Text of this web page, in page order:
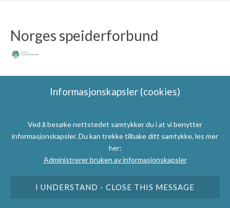
Norges speiderforbund
Følg Charlottenlund
Informasjonskapsler (cookies)
Ved å besøke nettstedet samtykker du i at vi benytter
informasjonskapsler. Du kan trekke tilbake ditt samtykke, les mer
her:
Administrerer bruken av informasjonskapsler
I UNDERSTAND - CLOSE THIS MESSAGE